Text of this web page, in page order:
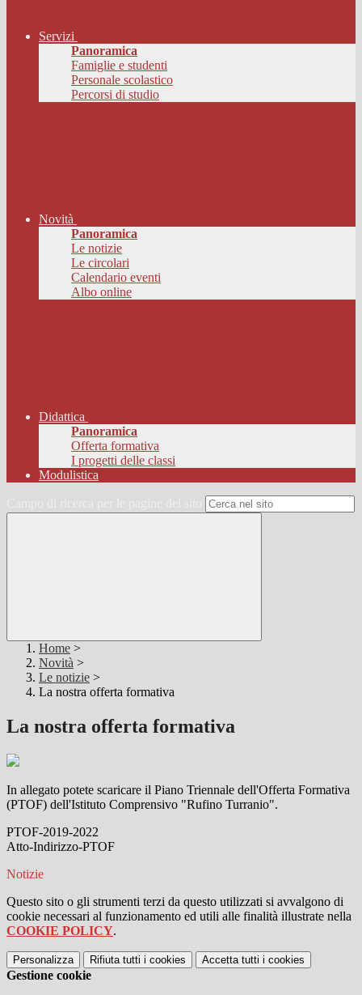
Servizi
Panoramica
Famiglie e studenti
Personale scolastico
Percorsi di studio
Novità
Panoramica
Le notizie
Le circolari
Calendario eventi
Albo online
Didattica
Panoramica
Offerta formativa
I progetti delle classi
Modulistica
Home >
Novità >
Le notizie >
La nostra offerta formativa
La nostra offerta formativa
In allegato potete scaricare il Piano Triennale dell'Offerta Formativa
(PTOF) dell'Istituto Comprensivo "Rufino Turranio".
PTOF-2019-2022
Atto-Indirizzo-PTOF
Notizie
Questo sito o gli strumenti terzi da questo utilizzati si avvalgono di
cookie necessari al funzionamento ed utili alle finalità illustrate nella
COOKIE POLICY.
Personalizza Rifiuta tutti i cookies Accetta tutti i cookies
Gestione cookie